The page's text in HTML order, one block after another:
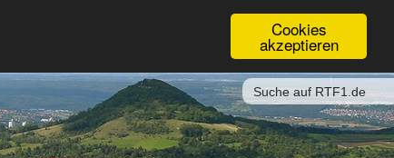
Cookies
akzeptieren